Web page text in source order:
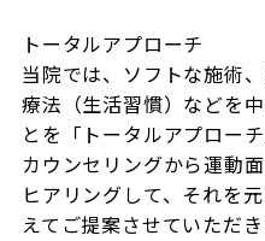
トータルアプローチ
当院では、ソフトな施術
療法（生活習慣）などを
とを「トータルアプロー
カウンセリングから運動
ヒアリングして、それを
えてご提案させていただき